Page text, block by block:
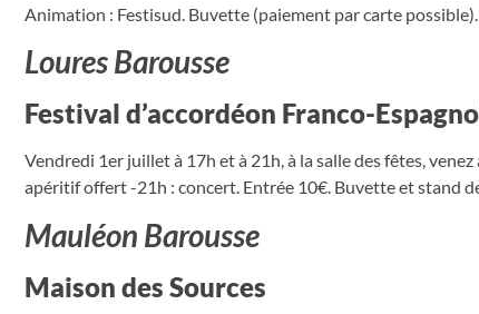
Animation : Festisud. Buvette (paiement par carte possible).
Loures Barousse
Festival d’accordéon Franco-
Vendredi 1er juillet à 17h et à 21h, à la salle des fêtes,
apéritif offert -21h : concert. Entrée 10€. Buvette et stand
Mauléon Barousse
Maison des Sources